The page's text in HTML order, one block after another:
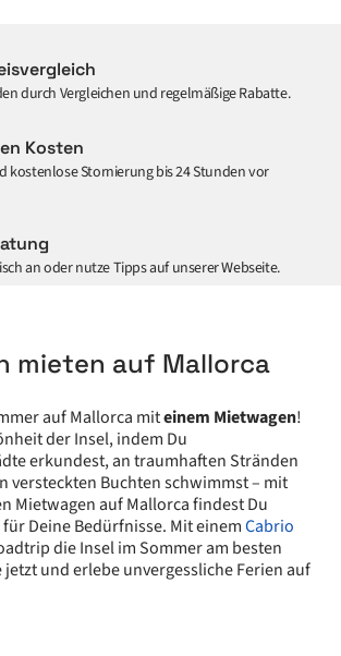
durch Vergleichen und regelmäßige Rabatte.
Kosten
kostenlose Stornierung bis 24 Stunden vor
an oder nutze Tipps auf unserer Webseite.
mieten auf Mallorca
auf Mallorca miteinem Mietwagen!
der Insel, indem Du
erkundest, an traumhaften Stränden
versteckten Buchten schwimmst – mit
Mietwagen auf Mallorca findest Du
Deine Bedürfnisse. Mit einemCabrio
die Insel im Sommer am besten
und erlebe unvergessliche Ferien auf